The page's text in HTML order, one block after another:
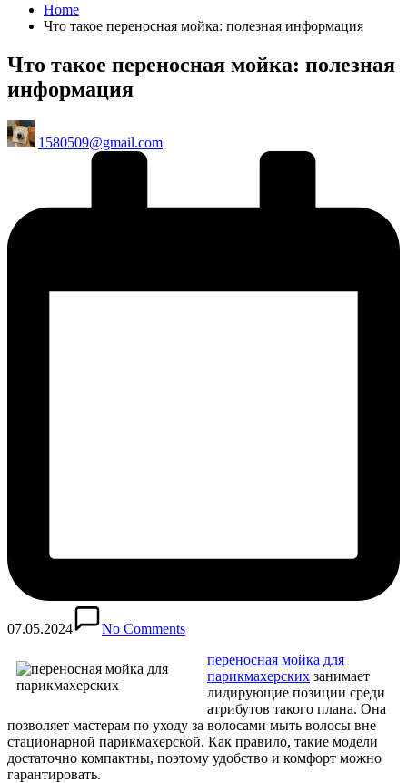
Home
Что такое переносная мойка: полезная информация
Что такое переносная мойка: полезная
информация
Posted
by
1580509@gmail.com
07.05.2024
No Comments
переносная мойка для
парикмахерских занимает
лидирующие позиции среди
атрибутов такого плана. Она
позволяет мастерам по уходу за волосами мыть волосы вне
стационарной парикмахерской. Как правило, такие модели
достаточно компактны, поэтому удобство и комфорт можно
гарантировать.